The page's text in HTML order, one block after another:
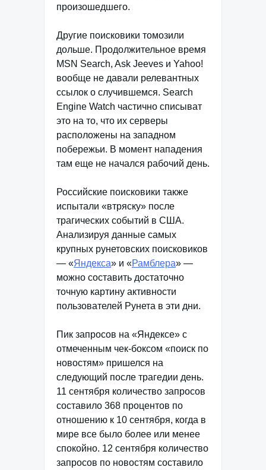
произошедшего.
Другие поисковики томозили
дольше. Продолжительное время
MSN Search, Ask Jeeves и Yahoo!
вообще не давали релевантных
ссылок о случившемся. Search
Engine Watch частично списыват
это на то, что их серверы
расположены на западном
побережьи. В момент нападения
там еще не начался рабочий день.
Российские поисковики также
испытали «втряску» после
трагических событий в США.
Анализируя данные самых
крупных рунетовских поисковиков
— «Яндекса» и «Рамблера» —
можно составить достаточно
точную картину активности
пользователей Рунета в эти дни.
Пик запросов на «Яндексе» с
отмеченным чек-боксом «поиск по
новостям» пришелся на
следующий после трагедии день.
11 сентября количество запросов
составило 368 процентов по
отношению к 10 сентября, когда в
мире все было более или менее
спокойно. 12 сентября количество
запросов по новостям составило